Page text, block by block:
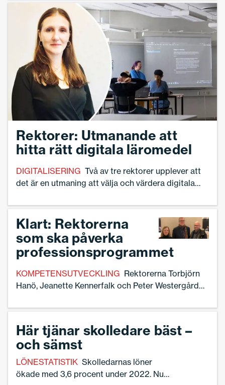
förutsättningar för fler elever att lyckas i skolan är
tidiga insatser och mer undervisningstid
avgörande, säger skolminister Lotta Edholm (L) i
ett pressmeddelande.
Rektorer: Utmanande att
hitta rätt digitala läromedel
DIGITALISERING Två av tre rektorer upplever att
det är en utmaning att välja och värdera digitala
mer kollegialt samarbete för att öka kompetensen
och bli mer trygga i urvalet till eleverna. Det visar en
ny rapport från Swedish Edtest.
Klart: Rektorerna
som ska påverka
professionsprogrammet
KOMPETENSUTVECKLING Rektorerna Torbjörn
Hanö, Jeanette Kennerfalk och Peter Westergård
för professioner i skolväsendet tillsammans med
Här tjänar skolledare bäst –
och sämst
LÖNESTATISTIK Skolledarnas löner
ökade med 3,6 procent under 2022. Nu